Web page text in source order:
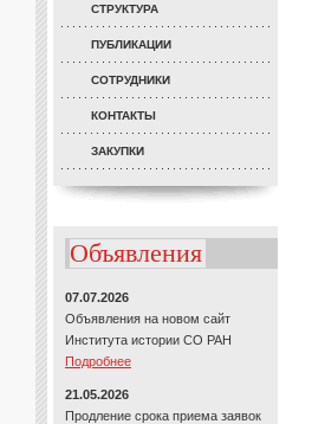
СТРУКТУРА
ПУБЛИКАЦИИ
СОТРУДНИКИ
КОНТАКТЫ
ЗАКУПКИ
Объявления
07.07.2026
Объявления на новом сайт
Института истории СО РАН
Подробнее
21.05.2026
Продление срока приема заявок